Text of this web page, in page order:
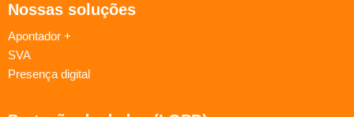
Nossas soluções
Apontador +
SVA
Presença digital